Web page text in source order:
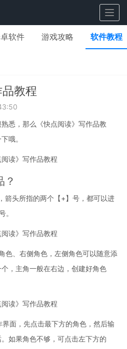
软件 游戏攻略 软件教程
品教程
悉，那么《快点阅读》写作品教
哦。
？
箭头所指的两个【+】号，都可以进
。
色、右侧角色，左侧角色可以随意添
，主角一般在右边，创建好角色
面，先点击最下方的角色，然后输
如果角色不够，可点击左下方的